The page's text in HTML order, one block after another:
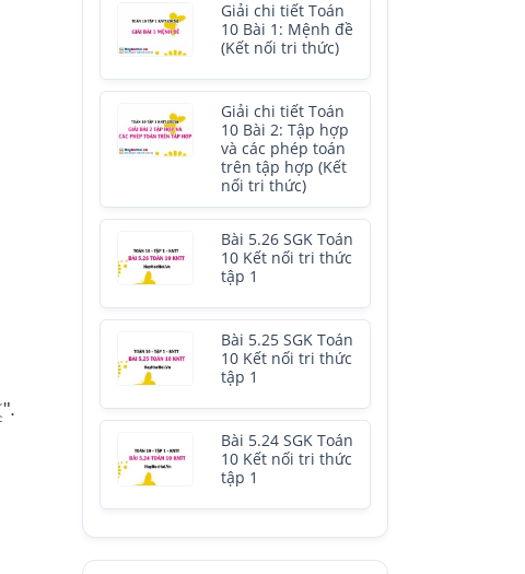
".
Giải chi tiết Toán
10 Bài 1: Mệnh đề
(Kết nối tri thức)
Giải chi tiết Toán
10 Bài 2: Tập hợp
và các phép toán
trên tập hợp (Kết
nối tri thức)
Bài 5.26 SGK Toán
10 Kết nối tri thức
tập 1
Bài 5.25 SGK Toán
10 Kết nối tri thức
tập 1
Bài 5.24 SGK Toán
10 Kết nối tri thức
tập 1